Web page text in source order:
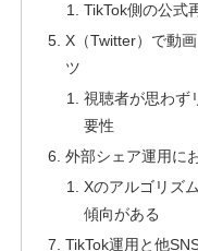
TikTok側の公式
X（Twitter）で動
ツ
視聴者が思わず
要性
外部シェア運用に
Xのアルゴリズ
傾向がある
TikTok運用と他